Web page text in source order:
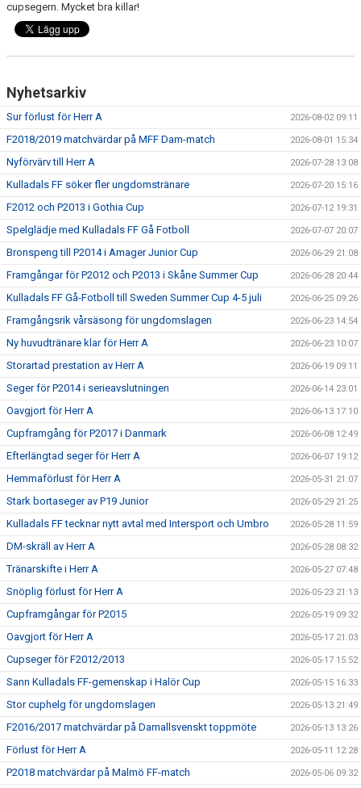
MEDLEM INTRESSEANMÄLAN
cupsegern. Mycket bra killar!
Nyhetsarkiv
Sur förlust för Herr A 2026-08-02 09:11
F2018/2019 matchvärdar på MFF Dam-match 2026-08-01 15:34
Nyförvärv till Herr A 2026-07-28 13:08
Kulladals FF söker fler ungdomstränare 2026-07-20 15:16
F2012 och P2013 i Gothia Cup 2026-07-12 19:31
Spelglädje med Kulladals FF Gå Fotboll 2026-07-07 20:07
Bronspeng till P2014 i Amager Junior Cup 2026-06-29 21:08
Framgångar för P2012 och P2013 i Skåne Summer Cup 2026-06-28 20:44
Kulladals FF Gå-Fotboll till Sweden Summer Cup 4-5 juli 2026-06-25 09:26
Framgångsrik vårsäsong för ungdomslagen 2026-06-23 14:54
Ny huvudtränare klar för Herr A 2026-06-23 10:07
Storartad prestation av Herr A 2026-06-19 09:11
Seger för P2014 i serieavslutningen 2026-06-14 23:01
Oavgjort för Herr A 2026-06-13 17:10
Cupframgång för P2017 i Danmark 2026-06-08 12:49
Efterlängtad seger för Herr A 2026-06-07 19:12
Hemmaförlust för Herr A 2026-05-31 21:07
Stark bortaseger av P19 Junior 2026-05-29 21:25
Kulladals FF tecknar nytt avtal med Intersport och Umbro 2026-05-28 11:59
DM-skräll av Herr A 2026-05-28 08:32
Tränarskifte i Herr A 2026-05-27 07:48
Snöplig förlust för Herr A 2026-05-23 21:13
Cupframgångar för P2015 2026-05-19 09:32
Oavgjort för Herr A 2026-05-17 21:03
Cupseger för F2012/2013 2026-05-17 15:52
Sann Kulladals FF-gemenskap i Halör Cup 2026-05-15 16:33
Stor cuphelg för ungdomslagen 2026-05-13 21:49
F2016/2017 matchvärdar på Damallsvenskt toppmöte 2026-05-13 13:26
Förlust för Herr A 2026-05-11 12:28
P2018 matchvärdar på Malmö FF-match 2026-05-06 09:32